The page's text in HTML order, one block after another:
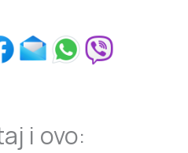
i ovo: